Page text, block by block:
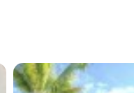
Barcos